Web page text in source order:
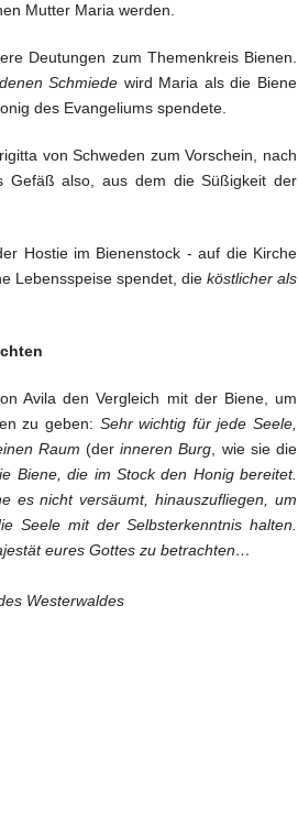
Mutter Maria werden.
Deutungen zum Themenkreis Bienen.
Schmiede wird Maria als die Biene
des Evangeliums spendete.
von Schweden zum Vorschein, nach
Gefäß also, aus dem die Süßigkeit der
Hostie im Bienenstock - auf die Kirche
Lebensspeise spendet, die köstlicher als
Avila den Vergleich mit der Biene, um
zu geben: Sehr wichtig für jede Seele,
Raum (derinneren Burg , wie sie die
Biene, die im Stock den Honig bereitet.
es nicht versäumt, hinauszufliegen, um
Seele mit der Selbsterkenntnis halten.
eures Gottes zu betrachten…
Westerwaldes